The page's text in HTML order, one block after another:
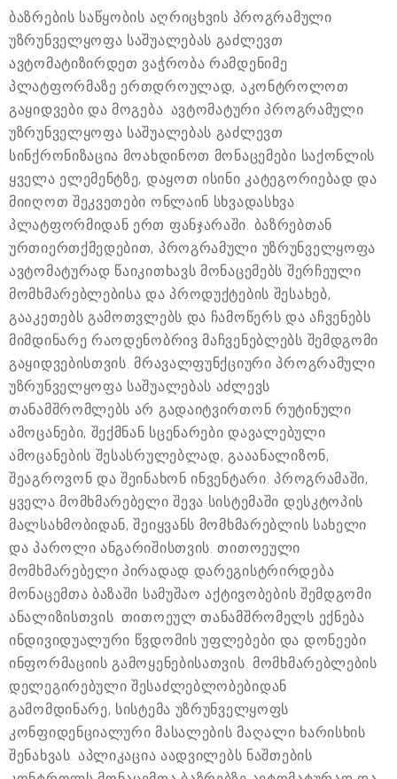
ბაზრების საწყობის აღრიცხვის პროგრამული
უზრუნველყოფა საშუალებას გაძლევთ
ავტომატიზირდეთ ვაჭრობა რამდენიმე
პლატფორმაზე ერთდროულად, აკონტროლოთ
გაყიდვები და მოგება. ავტომატური პროგრამული
უზრუნველყოფა საშუალებას გაძლევთ
სინქრონიზაცია მოახდინოთ მონაცემები საქონლის
ყველა ელემენტზე, დაყოთ ისინი კატეგორიებად და
მიიღოთ შეკვეთები ონლაინ სხვადასხვა
პლატფორმიდან ერთ ფანჯარაში. ბაზრებთან
ურთიერთქმედებით, პროგრამული უზრუნველყოფა
ავტომატურად წაიკითხავს მონაცემებს შერჩეული
მომხმარებლებისა და პროდუქტების შესახებ,
გააკეთებს გამოთვლებს და ჩამოწერს და აჩვენებს
მიმდინარე რაოდენობრივ მაჩვენებლებს შემდგომი
გაყიდვებისთვის. მრავალფუნქციური პროგრამული
უზრუნველყოფა საშუალებას აძლევს
თანამშრომლებს არ გადაიტვირთონ რუტინული
ამოცანები, შექმნან სცენარები დავალებული
ამოცანების შესასრულებლად, გააანალიზონ,
შეაგროვონ და შეინახონ ინვენტარი. პროგრამაში,
ყველა მომხმარებელი შევა სისტემაში დესკტოპის
მალსახმობიდან, შეიყვანს მომხმარებლის სახელი
და პაროლი ანგარიშისთვის. თითოეული
მომხმარებელი პირადად დარეგისტრირდება
მონაცემთა ბაზაში სამუშაო აქტივობების შემდგომი
ანალიზისთვის. თითოეულ თანამშრომელს ექნება
ინდივიდუალური წვდომის უფლებები და დონეები
ინფორმაციის გამოყენებისათვის. მომხმარებლების
დელეგირებული შესაძლებლობებიდან
გამომდინარე, სისტემა უზრუნველყოფს
კონფიდენციალური მასალების მაღალი ხარისხის
შენახვას. აპლიკაცია აადვილებს ნაშთების